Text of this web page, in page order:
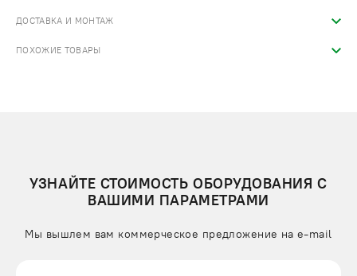
ДОСТАВКА И МОНТАЖ
ПОХОЖИЕ ТОВАРЫ
УЗНАЙТЕ СТОИМОСТЬ ОБОРУДОВАНИЯ С
ВАШИМИ ПАРАМЕТРАМИ
Мы вышлем вам коммерческое предложение на e-mail